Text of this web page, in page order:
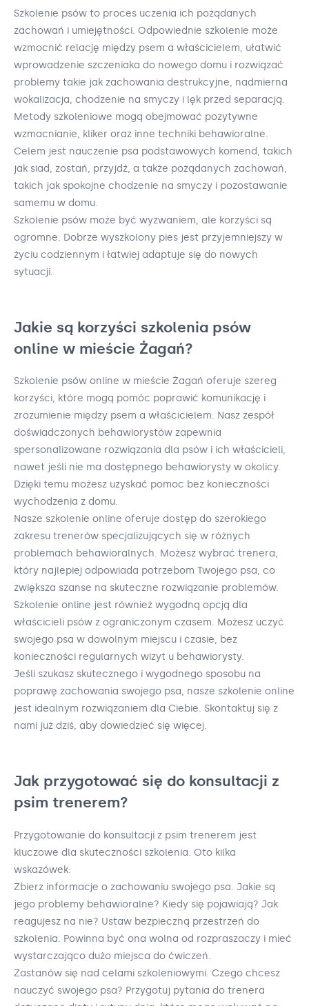
Szkolenie psów to proces uczenia ich pożądanych
zachowań i umiejętności. Odpowiednie szkolenie może
wzmocnić relację między psem a właścicielem, ułatwić
wprowadzenie szczeniaka do nowego domu i rozwiązać
problemy takie jak zachowania destrukcyjne, nadmierna
wokalizacja, chodzenie na smyczy i lęk przed separacją.
Metody szkoleniowe mogą obejmować pozytywne
wzmacnianie, kliker oraz inne techniki behawioralne.
Celem jest nauczenie psa podstawowych komend, takich
jak siad, zostań, przyjdź, a także pożądanych zachowań,
takich jak spokojne chodzenie na smyczy i pozostawanie
samemu w domu.
Szkolenie psów może być wyzwaniem, ale korzyści są
ogromne. Dobrze wyszkolony pies jest przyjemniejszy w
życiu codziennym i łatwiej adaptuje się do nowych
sytuacji.
Jakie są korzyści szkolenia psów
online w mieście Żagań?
Szkolenie psów online w mieście Żagań oferuje szereg
korzyści, które mogą pomóc poprawić komunikację i
zrozumienie między psem a właścicielem. Nasz zespół
doświadczonych behawiorystów zapewnia
spersonalizowane rozwiązania dla psów i ich właścicieli,
nawet jeśli nie ma dostępnego behawiorysty w okolicy.
Dzięki temu możesz uzyskać pomoc bez konieczności
wychodzenia z domu.
Nasze szkolenie online oferuje dostęp do szerokiego
zakresu trenerów specjalizujących się w różnych
problemach behawioralnych. Możesz wybrać trenera,
który najlepiej odpowiada potrzebom Twojego psa, co
zwiększa szanse na skuteczne rozwiązanie problemów.
Szkolenie online jest również wygodną opcją dla
właścicieli psów z ograniczonym czasem. Możesz uczyć
swojego psa w dowolnym miejscu i czasie, bez
konieczności regularnych wizyt u behawiorysty.
Jeśli szukasz skutecznego i wygodnego sposobu na
poprawę zachowania swojego psa, nasze szkolenie online
jest idealnym rozwiązaniem dla Ciebie. Skontaktuj się z
nami już dziś, aby dowiedzieć się więcej.
Jak przygotować się do konsultacji z
psim trenerem?
Przygotowanie do konsultacji z psim trenerem jest
kluczowe dla skuteczności szkolenia. Oto kilka
wskazówek:
Zbierz informacje o zachowaniu swojego psa. Jakie są
jego problemy behawioralne? Kiedy się pojawiają? Jak
reagujesz na nie? Ustaw bezpieczną przestrzeń do
szkolenia. Powinna być ona wolna od rozpraszaczy i mieć
wystarczająco dużo miejsca do ćwiczeń.
Zastanów się nad celami szkoleniowymi. Czego chcesz
nauczyć swojego psa? Przygotuj pytania do trenera